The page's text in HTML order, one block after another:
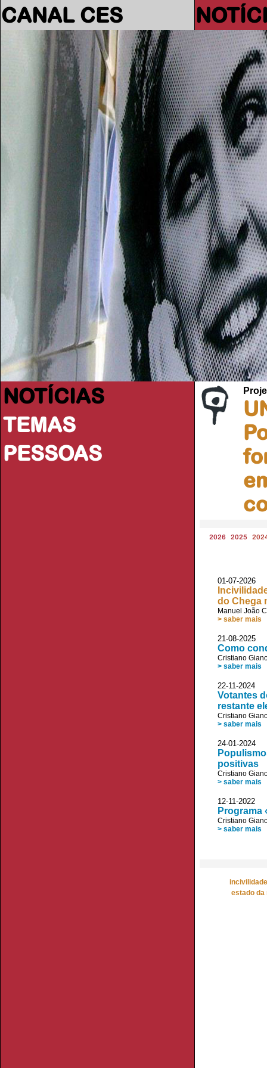
CANAL CES
NOTÍCIAS
TEMAS
PESSOAS
2026 2025
01-07-2026
do Chega
Manuel João
> saber mais
21-08-
Como
Cristiano
> saber mais
22-11-2024
Votantes
restante
Cristiano
> saber mais
24-01-2024
positivas
Cristiano
> saber mais
12-11-
Programa
Cristiano
> saber mais
incivilidade
estado da